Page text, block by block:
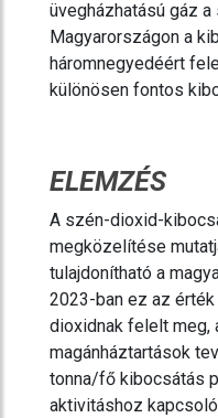
üvegházhatású gáz
Magyarországon a
háromnegyedéért
különösen fontos
ELEMZÉS
A szén-dioxid-
megközelítése
tulajdonítható a
2023-ban ez az
dioxidnak felelt meg,
magánháztartások
tonna/fő kibocsátás
aktivitáshoz